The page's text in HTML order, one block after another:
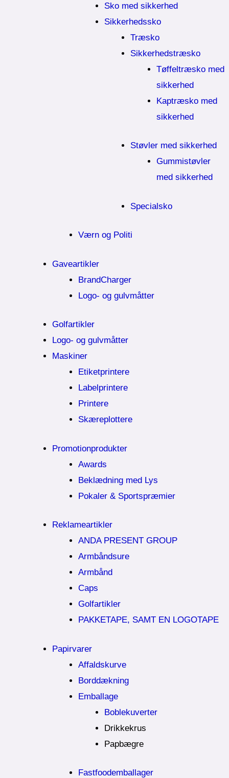
Sko med sikkerhed
Sikkerhedssko
Træsko
Sikkerhedstræsko
Tøffeltræsko med
sikkerhed
Kaptræsko med
sikkerhed
Støvler med sikkerhed
Gummistøvler
med sikkerhed
Specialsko
Værn og Politi
Gaveartikler
BrandCharger
Logo- og gulvmåtter
Golfartikler
Logo- og gulvmåtter
Maskiner
Etiketprintere
Labelprintere
Printere
Skæreplottere
Promotionprodukter
Awards
Beklædning med Lys
Pokaler & Sportspræmier
Reklameartikler
ANDA PRESENT GROUP
Armbåndsure
Armbånd
Caps
Golfartikler
PAKKETAPE, SAMT EN LOGOTAPE
Papirvarer
Affaldskurve
Borddækning
Emballage
Boblekuverter
Drikkekrus
Papbægre
Fastfoodemballager